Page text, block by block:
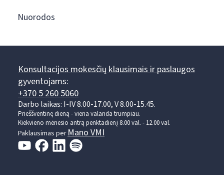
Nuorodos
Konsultacijos mokesčių klausimais ir paslaugos
gyventojams:
+370 5 260 5060
Darbo laikas: I-IV 8.00-17.00, V 8.00-15.45.
Prieššventinę dieną - viena valanda trumpiau.
Kiekvieno mėnesio antrą penktadienį 8.00 val. - 12.00 val.
Paklausimas perMano VMI